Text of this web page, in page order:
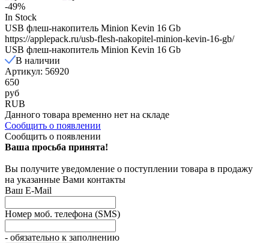
-49%
In Stock
USB флеш-накопитель Minion Kevin 16 Gb
https://applepack.ru/usb-flesh-nakopitel-minion-kevin-16-gb/
USB флеш-накопитель Minion Kevin 16 Gb
В наличии
Артикул: 56920
650
руб
RUB
Данного товара временно нет на складе
Сообщить о появлении
Сообщить о появлении
Ваша просьба принята!
Вы получите уведомление о поступлении товара в продажу
на указанные Вами контакты
Ваш E-Mail
Номер моб. телефона (SMS)
- обязательно к заполнению